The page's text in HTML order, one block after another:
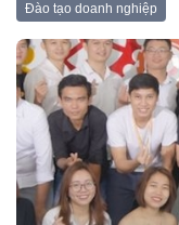
Đào tạo doanh nghiệp